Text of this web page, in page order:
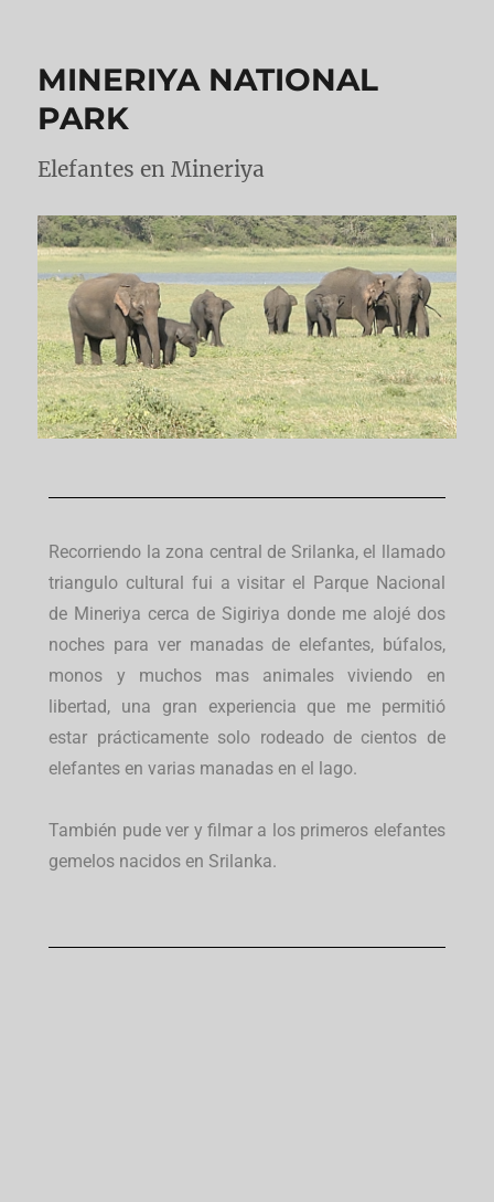
MINERIYA NATIONAL
PARK
Elefantes en Mineriya
Recorriendo la zona central de Srilanka, el llamado
triangulo cultural fui a visitar el Parque Nacional
de Mineriya cerca de Sigiriya donde me alojé dos
noches para ver manadas de elefantes, búfalos,
monos y muchos mas animales viviendo en
libertad, una gran experiencia que me permitió
estar prácticamente solo rodeado de cientos de
elefantes en varias manadas en el lago.
También pude ver y filmar a los primeros elefantes
gemelos nacidos en Srilanka.